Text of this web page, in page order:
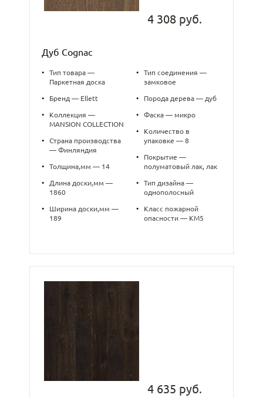
4 308 руб.
Дуб Cognac
•
Тип товара —
Паркетная доска
• Бренд — Ellett
•
Коллекция —
MANSION COLLECTION
•
Страна производства
— Финляндия
• Толщина,мм — 14
•
Длина доски,мм —
1860
•
Ширина доски,мм —
189
•
Тип соединения —
замковое
• Порода дерева — дуб
• Фаска — микро
•
Количество в
упаковке — 8
•
Покрытие —
полуматовый лак, лак
•
Тип дизайна —
однополосный
•
Класс пожарной
опасности — КМ5
4 635 руб.